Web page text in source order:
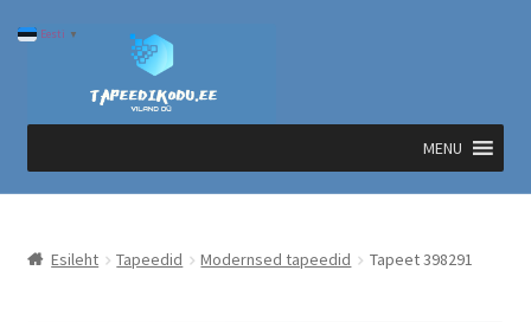
Liigu
navigeerimisele
Liigu
MENU
Esileht Tapeedid Modernsed tapeedid Tapeet 398291
Eesti ▼